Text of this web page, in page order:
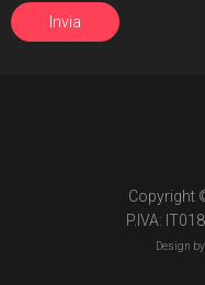
Copyright
P.IVA:
Design